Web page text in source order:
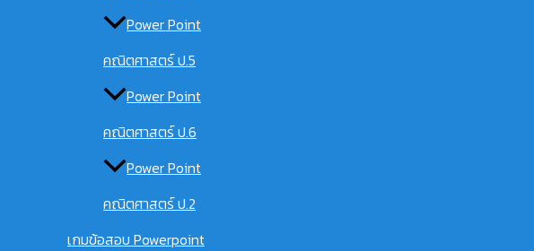
Power Point
คณิตศาสตร์ ป.5
Power Point
คณิตศาสตร์ ป.6
Power Point
คณิตศาสตร์ ป.2
เกมข้อสอบ Powerpoint